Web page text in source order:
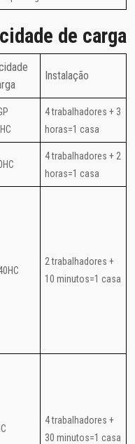
de carga
Instalação
4 trabalhadores + 3
horas=1 casa
4 trabalhadores + 2
horas=1 casa
2 trabalhadores +
10 minutos=1 casa
4 trabalhadores +
30 minutos=1 casa